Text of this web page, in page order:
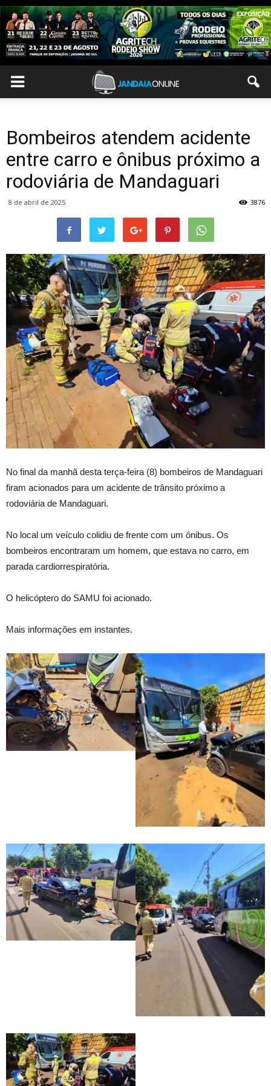
Bombeiros atendem acidente
entre carro e ônibus próximo a
rodoviária de Mandaguari
8 de abril de 2025 3876
No final da manhã desta terça-feira (8) bombeiros de Mandaguari
firam acionados para um acidente de trânsito próximo a
rodoviária de Mandaguari.
No local um veículo colidiu de frente com um ônibus. Os
bombeiros encontraram um homem, que estava no carro, em
parada cardiorrespiratória.
O helicóptero do SAMU foi acionado.
Mais informações em instantes.